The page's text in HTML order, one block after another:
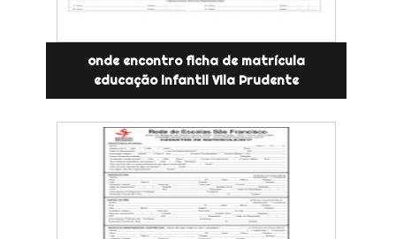
onde encontro ficha de matrícula
educação infantil Vila Prudente